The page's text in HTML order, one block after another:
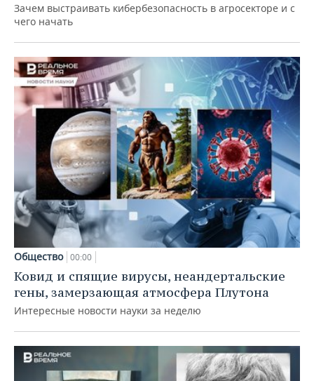
Зачем выстраивать кибербезопасность в агросекторе и с
чего начать
Общество 00:00
Ковид и спящие вирусы, неандертальские
гены, замерзающая атмосфера Плутона
Интересные новости науки за неделю